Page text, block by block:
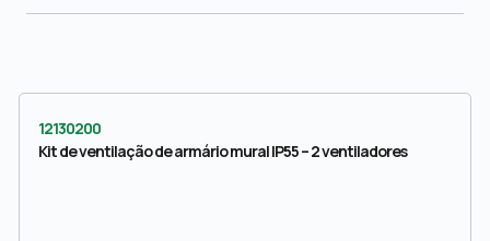
12130200
Kit de ventilação de armário mural IP55 – 2 ventiladores